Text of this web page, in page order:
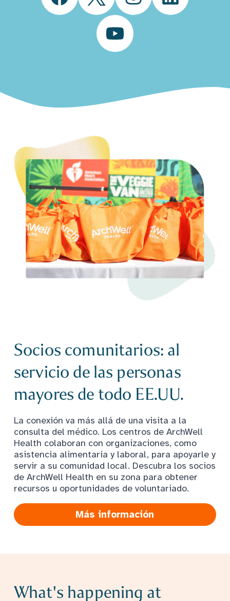
YouTube
Socios comunitarios: al
servicio de las personas
mayores de todo EE.UU.
La conexión va más allá de una visita a la
consulta del médico. Los centros de ArchWell
Health colaboran con organizaciones, como
asistencia alimentaria y laboral, para apoyarle y
servir a su comunidad local. Descubra los socios
de ArchWell Health en su zona para obtener
recursos u oportunidades de voluntariado.
Más información
What's happening at